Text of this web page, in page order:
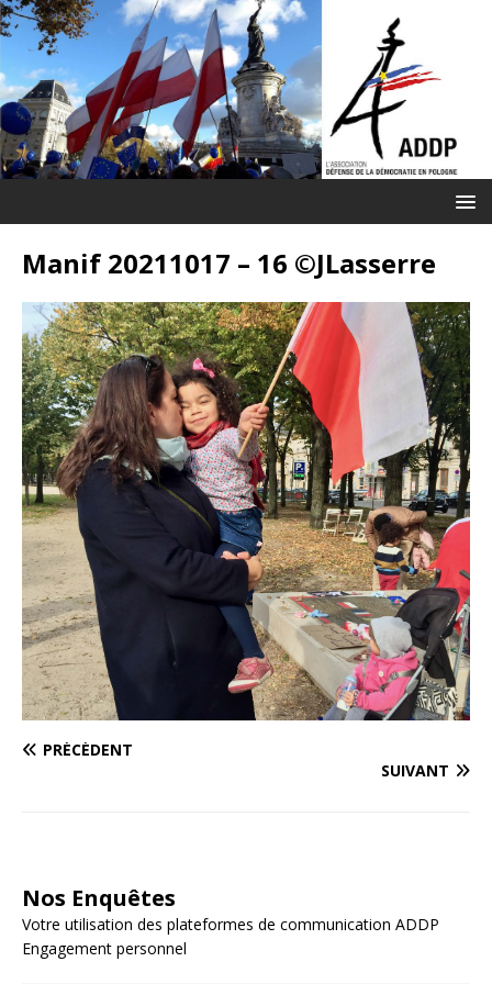
Manif 20211017 – 16 ©JLasserre
PRÉCÉDENT
SUIVANT
Nos Enquêtes
Votre utilisation des plateformes de communication ADDP
Engagement personnel